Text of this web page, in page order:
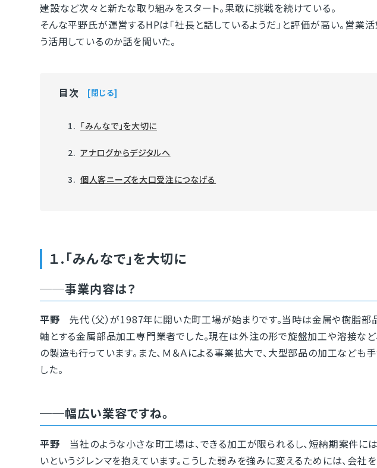
建設など次々と新たな取り組みをスタート。果敢に挑戦を続けている。
そんな平野氏が運営するHPは「社長と話しているようだ」と評価が高い。営業
う活用しているのか話を聞いた。
目次 閉じる
「みんなで」を大切に
アナログからデジタルへ
個人客ニーズを大口受注につなげる
１.「みんなで」を大切に
──事業内容は？
平野 先代（父）が1987年に開いた町工場が始まりです。当時は金属や樹脂部
軸とする金属部品加工専門業者でした。現在は外注の形で旋盤加工や溶接な
の製造も行っています。また、Ｍ＆Ａによる事業拡大で、大型部品の加工なども
した。
──幅広い業容ですね。
平野 当社のような小さな町工場は、できる加工が限られるし、短納期案件に
いというジレンマを抱えています。こうした弱みを強みに変えるためには、会社